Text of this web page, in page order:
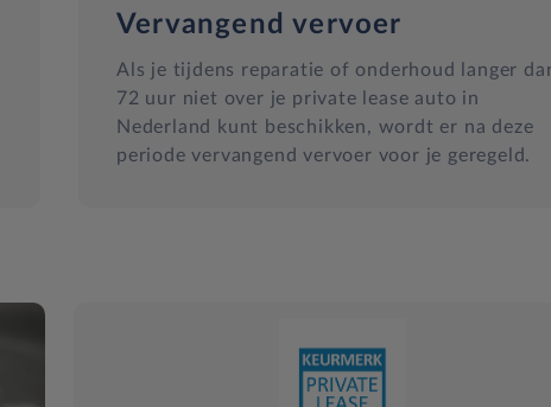
Vervangend vervoer
Als je tijdens reparatie of onderhoud langer
72 uur niet over je private lease auto in
Nederland kunt beschikken, wordt er na deze
periode vervangend vervoer voor je geregeld.